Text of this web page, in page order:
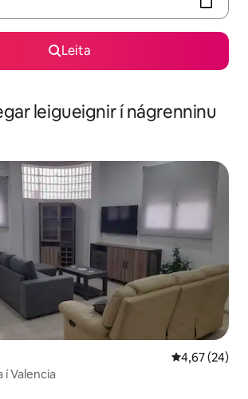
Leita
leigueignir í nágrenninu
4,67 af 5 í
4,67 (24)
í Valencia